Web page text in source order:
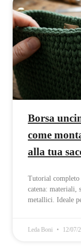
Borsa
come
alla tua
Tutorial completo
catena: materiali,
metallici. Ideale
Leda Boni 12/07/